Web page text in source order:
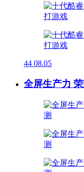
44 08.05
全屏生产力